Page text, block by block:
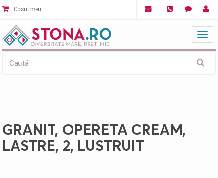
Coșul meu
GRANIT, OPERETA CREAM,
LASTRE, 2, LUSTRUIT